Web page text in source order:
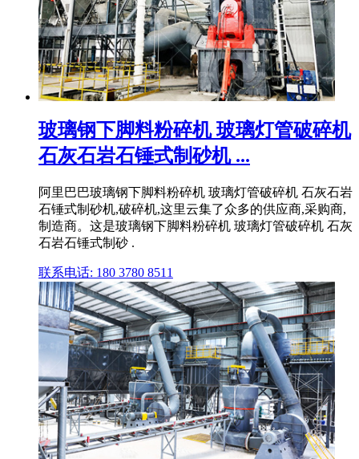
玻璃钢下脚料粉碎机 玻璃灯管破碎机
石灰石岩石锤式制砂机 ...
阿里巴巴玻璃钢下脚料粉碎机 玻璃灯管破碎机 石灰石岩
石锤式制砂机,破碎机,这里云集了众多的供应商,采购商,
制造商。这是玻璃钢下脚料粉碎机 玻璃灯管破碎机 石灰
石岩石锤式制砂 .
联系电话: 180 3780 8511